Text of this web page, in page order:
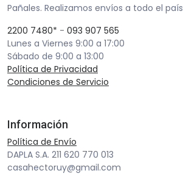
Pañales. Realizamos envíos a todo el país
2200 7480* - 093 907 565
Lunes a Viernes 9:00 a 17:00
Sábado de 9:00 a 13:00
Política de Privacidad
Condiciones de Servicio
Información
Política de Envío
DAPLA S.A. 211 620 770 013
casahectoruy@gmail.com